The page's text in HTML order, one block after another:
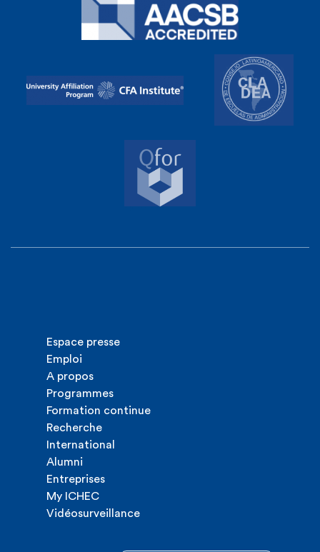
Espace presse
Emploi
A propos
Programmes
Formation continue
Recherche
International
Alumni
Entreprises
My ICHEC
Vidéosurveillance